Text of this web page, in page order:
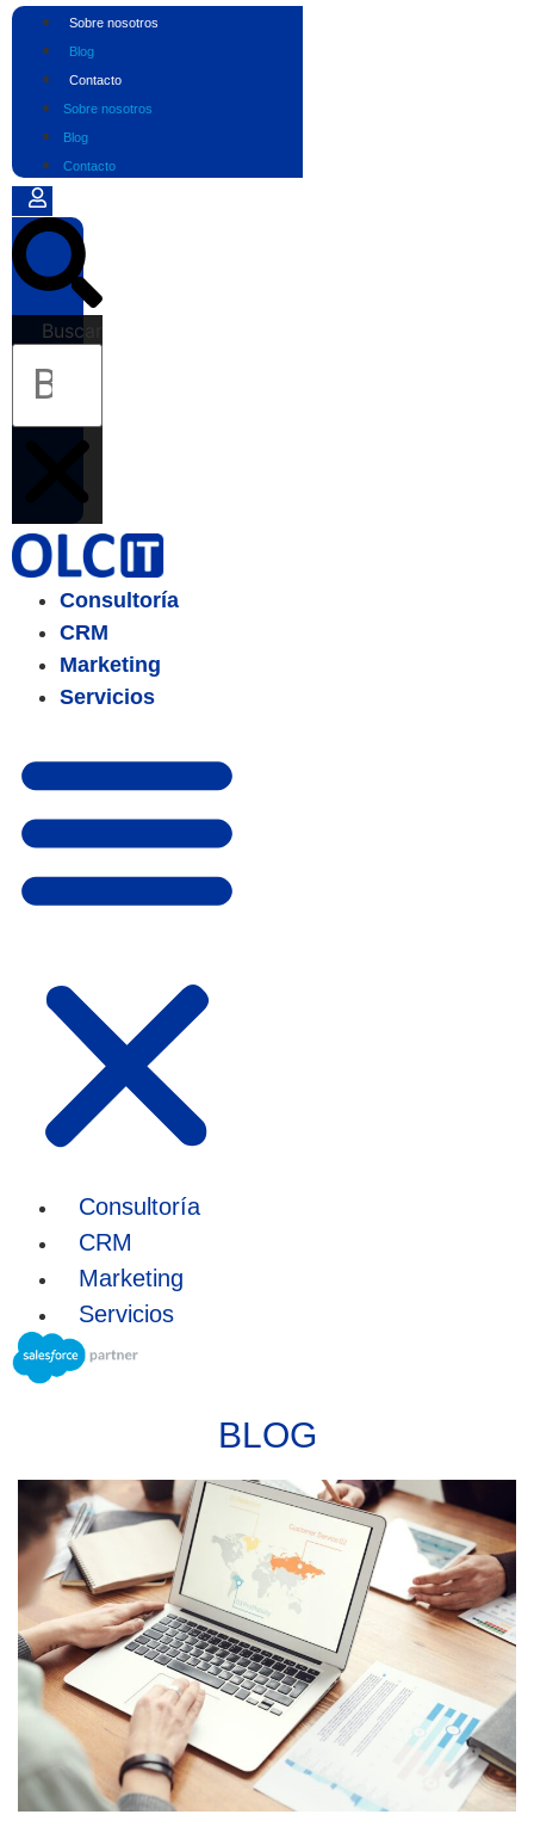
contenido
Sobre nosotros
Blog
Contacto
Sobre nosotros
Blog
Contacto
Buscar
Consultoría
CRM
Marketing
Servicios
Consultoría
CRM
Marketing
Servicios
BLOG